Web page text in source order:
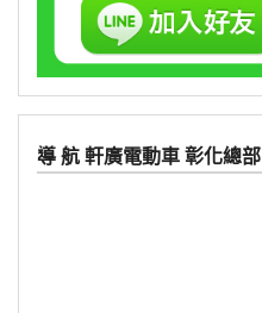
導 航 軒廣電動車 彰化總部